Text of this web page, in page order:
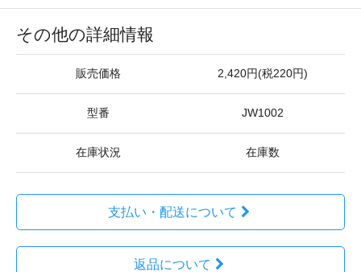
その他の詳細情報
販売価格 2,420円(税220円)
型番 JW1002
在庫状況 在庫数
支払い・配送について
返品について